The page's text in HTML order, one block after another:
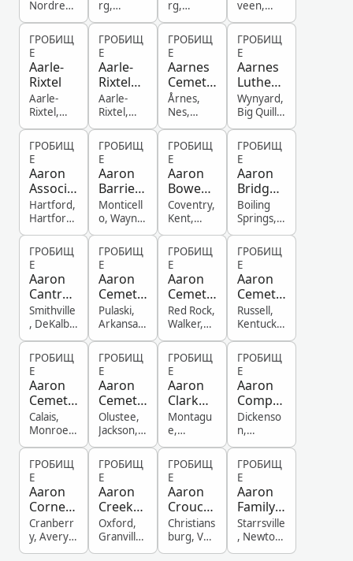
ry
Nordre
Bergenh
us,
Norway
Cemete
ry
rg,
Zeeland,
Netherla
nds
Catholic
Cemete
ry
rg,
Zeeland,
Netherla
nds
plaats
veen,
South
Holland,
Netherla
nds
ГРОБИЩ
Е
Aarle-
Rixtel
Aarle-
Rixtel,
North
Brabant,
Netherla
nds
ГРОБИЩ
Е
Aarle-
Rixtel
kerkhof
Aarle-
Rixtel,
North
Brabant,
Netherla
nds
ГРОБИЩ
Е
Aarnes
Cemete
ry
Årnes,
Nes,
Akershus,
Norway
ГРОБИЩ
Е
Aarnes
Luthera
n
Cemete
ry
Wynyard,
Big Quill
No. 308,
Saskatche
wan,
Canada
ГРОБИЩ
Е
Aaron
Associa
tion
Cemete
ry
Hartford,
Hartford,
ut, United
States
ГРОБИЩ
Е
Aaron
Barrier
Cemete
ry
Monticell
o, Wayne,
United
States
ГРОБИЩ
Е
Aaron
Bowen
Lot
Coventry,
Kent,
Island,
United
States
ГРОБИЩ
Е
Aaron
Bridges
Cemete
ry
Boiling
Springs,
, North
Carolina,
United
States
ГРОБИЩ
Е
Aaron
Cantrell
Cemete
ry
Smithville
, DeKalb,
Tennesse
e, United
States
ГРОБИЩ
Е
Aaron
Cemete
ry
Pulaski,
Arkansas,
United
States
ГРОБИЩ
Е
Aaron
Cemete
ry
Red Rock,
Walker,
Alabama,
United
States
ГРОБИЩ
Е
Aaron
Cemete
ry
Russell,
Kentucky,
United
States
ГРОБИЩ
Е
Aaron
Cemete
ry
Calais,
Monroe,
Ohio,
United
States
ГРОБИЩ
Е
Aaron
Cemete
ry
Olustee,
Jackson,
Oklahoma
, United
States
ГРОБИЩ
Е
Aaron
Clark
Memori
al
Cemete
ry
Montagu
e,
Franklin,
Massachu
setts,
United
States
ГРОБИЩ
Е
Aaron
Compto
n Family
Cemete
ry
Dickenso
n,
Virginia,
United
States
ГРОБИЩ
Е
Aaron
Corneli
us Laws
Family
Cemete
Cranberr
y, Avery,
ГРОБИЩ
Е
Aaron
Creek
Baptist
Church
Cemete
Oxford,
Granville,
ГРОБИЩ
Е
Aaron
Crouch
Cemete
ry
Christians
burg, Van
ГРОБИЩ
Е
Aaron
Family
Cemete
ry
Starrsville
, Newton,